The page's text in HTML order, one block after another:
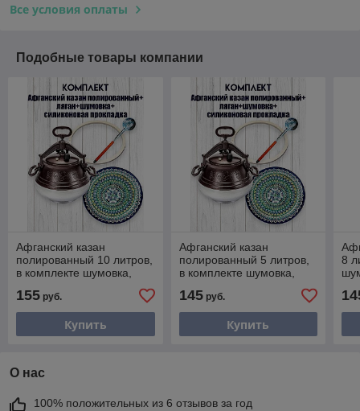
Все условия оплаты
Подобные товары компании
Афганский казан
полированный 10 литров,
в комплекте шумовка,
прокладка и ляган 32 см
155 руб.
Купить
Афганский казан
полированный 5 литров,
в комплекте шумовка,
прокладка и ляган 32 см
145руб.
Купить
8
О нас
100% положительных из 6 отзывов за год